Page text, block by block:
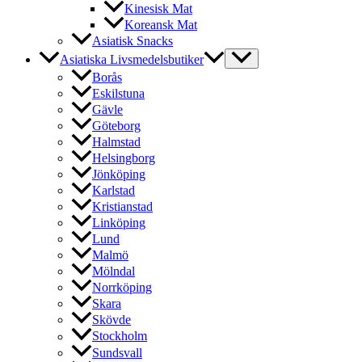
Kinesisk Mat
Koreansk Mat
Asiatisk Snacks
Asiatiska Livsmedelsbutiker
Borås
Eskilstuna
Gävle
Göteborg
Halmstad
Helsingborg
Jönköping
Karlstad
Kristianstad
Linköping
Lund
Malmö
Mölndal
Norrköping
Skara
Skövde
Stockholm
Sundsvall